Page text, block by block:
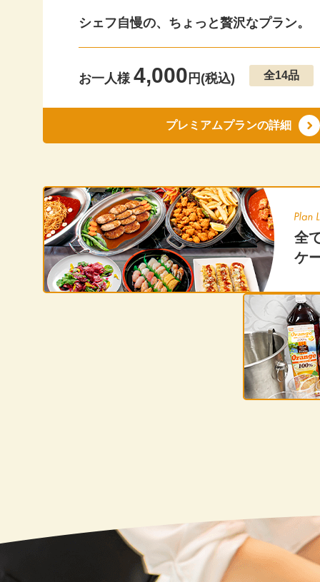
シェフ自慢の、ちょっと贅沢なプラン。
お一人様 4,000 円(税込) 全14品
プレミアムプランの詳細
全
ケ